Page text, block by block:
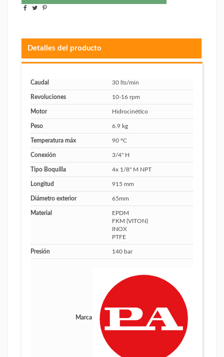
Detalles del producto
Caudal 30 lts/min
Revoluciones 10-16 rpm
Motor Hidrocinético
Peso 6.9 kg
Temperatura máx 90 ºC
Conexión 3/4" H
Tipo Boquilla 4x 1/8" M NPT
Longitud 915 mm
Diámetro exterior 65mm
Material
EPDM
FKM (VITON)
INOX
PTFE
Presión 140 bar
Marca